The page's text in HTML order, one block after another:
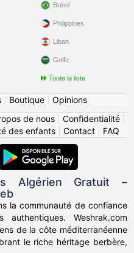
Brésil
Philippines
Liban
Golfe
Toute la liste
| Boutique| Opinions
de nous Confidentialité
des enfants| Contact| FAQ
Algérien Gratuit –
la communauté de confiance
Weshrak.com
de la côte méditerranéenne
le riche héritage berbère,